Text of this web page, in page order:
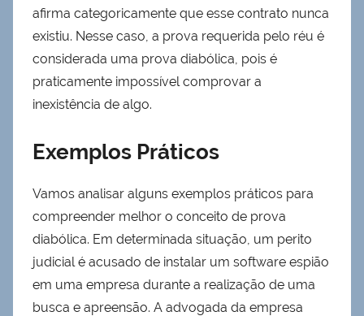
afirma categoricamente que esse contrato nunca
existiu. Nesse caso, a prova requerida pelo réu é
considerada uma prova diabólica, pois é
praticamente impossível comprovar a
inexistência de algo.
Exemplos Práticos
Vamos analisar alguns exemplos práticos para
compreender melhor o conceito de prova
diabólica. Em determinada situação, um perito
judicial é acusado de instalar um software espião
em uma empresa durante a realização de uma
busca e apreensão. A advogada da empresa